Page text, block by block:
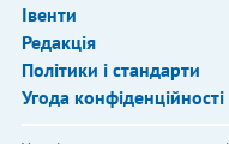
Івенти
Редакція
Політики і стандарти
Угода конфіденційності